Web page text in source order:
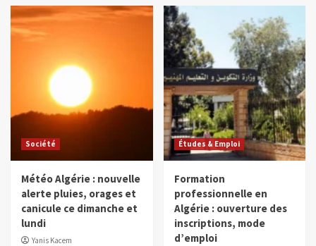
Société
Météo Algérie : nouvelle
alerte pluies, orages et
canicule ce dimanche et
lundi
Yanis Kacem
Études & Emploi
Formation
professionnelle en
Algérie : ouverture des
inscriptions, mode
d’emploi